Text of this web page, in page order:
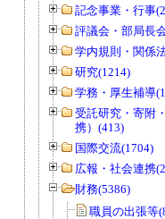
記念事業・行事
評議会・部局長
学内規則・関係
研究(1214)
学務・厚生補導
受託研究・寄附
携）(413)
国際交流(1704)
広報・社会連携
財務(5386)
職員の出張等